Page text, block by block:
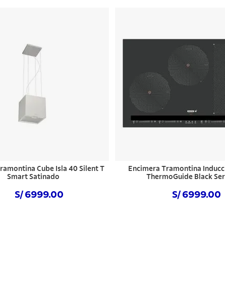
Cube Isla 40 Silent T
Smart Satinado
S/ 6999.00
Encimera Tramontina
ThermoGuide Black
S/ 6999.00